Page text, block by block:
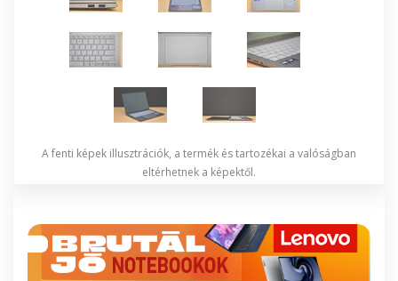
A fenti képek illusztrációk, a termék és tartozékai a valóságban
eltérhetnek a képektől.